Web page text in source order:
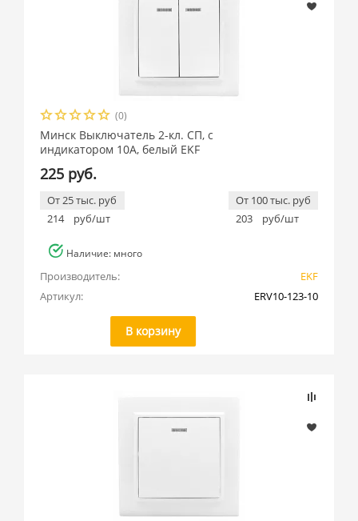
(0)
Минск Выключатель 2-кл. СП, с
индикатором 10А, белый EKF
225 руб.
От 25 тыс. руб
214
руб/шт
От 100 тыс. руб
203
руб/шт
Наличие: много
Производитель:
EKF
Артикул:
ERV10-123-10
В корзину